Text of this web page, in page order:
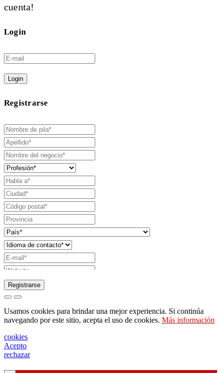
cuenta!
Login
Login
Registrarse
Solicitud de envío de catálogo
Solicite ser contactado por su representante de
ventas
Solicitud de soporte o diseño de iluminación
Solicitud de seminario web o formación sobre
Registrarse
Usamos cookies para brindar una mejor experiencia. Si continúa
navegando por este sitio, acepta el uso de cookies. Más información
cookies
Acepto
rechazar